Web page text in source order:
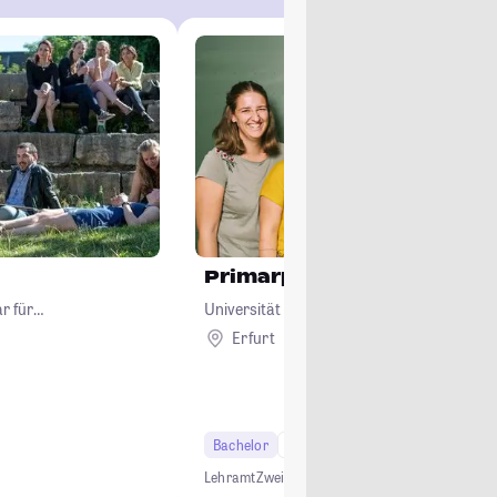
für
Primarpädagogik
Universität Erfurt
Erfurt
Bachelor
LehramtZwei-Fach-Bachelor